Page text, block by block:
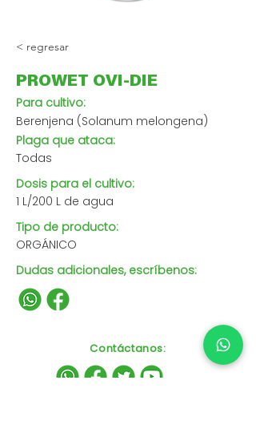
< regresar
PROWET OVI-DIE
Para cultivo:
Berenjena (Solanum melongena)
Plaga que ataca:
Todas
Dosis para el cultivo:
1 L/200 L de agua
Tipo de producto:
ORGÁNICO
Dudas adicionales, escríbenos:
Contáctanos: